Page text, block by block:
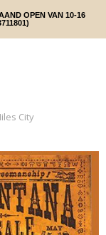
OPEN VAN 10-16
City